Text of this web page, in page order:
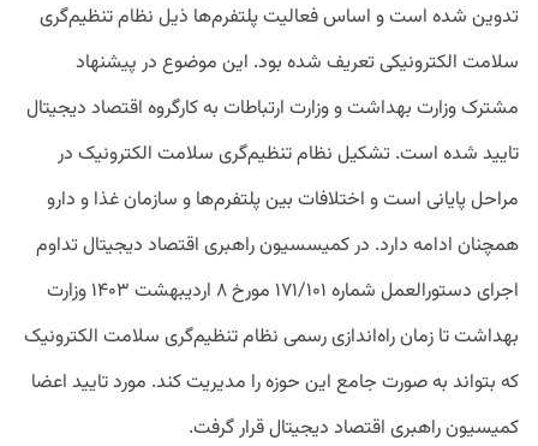
تدوین شده است و اساس فعالیت پلتفرم‌ها ذیل نظام تنظیم‌گری
سلامت الکترونیکی تعریف شده بود. این موضوع در پیشنهاد
مشترک وزارت بهداشت و وزارت ارتباطات به کارگروه اقتصاد دیجیتال
تایید شده است. تشکیل نظام تنظیم‌گری سلامت الکترونیک در
مراحل پایانی است و اختلافات بین پلتفرم‌ها و سازمان غذا و دارو
همچنان ادامه دارد. در کمیسسیون راهبری اقتصاد دیجیتال تداوم
اجرای دستورالعمل شماره ۱۷۱/۱۰۱ مورخ ۸ اردیبهشت ۱۴۰۳ وزارت
بهداشت تا زمان راه‌اندازی رسمی نظام تنظیم‌گری سلامت الکترونیک
که بتواند به صورت جامع این حوزه را مدیریت کند. مورد تایید اعضا
کمیسیون راهبری اقتصاد دیجیتال قرار گرفت.